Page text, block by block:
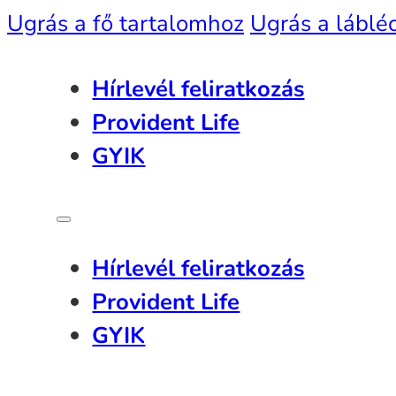
Ugrás a fő tartalomhoz Ugrás a
Hírlevél feliratkozás
Provident Life
GYIK
Hírlevél feliratkozás
Provident Life
GYIK